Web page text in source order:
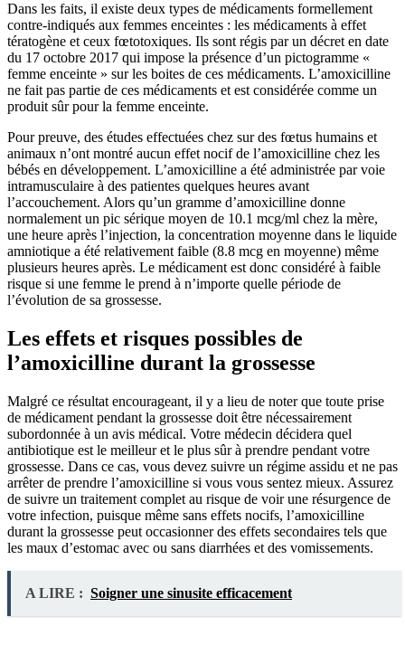
Dans les faits, il existe deux types de médicaments formellement
contre-indiqués aux femmes enceintes : les médicaments à effet
tératogène et ceux fœtotoxiques. Ils sont régis par un décret en date
du 17 octobre 2017 qui impose la présence d’un pictogramme «
femme enceinte » sur les boites de ces médicaments. L’amoxicilline
ne fait pas partie de ces médicaments et est considérée comme un
produit sûr pour la femme enceinte.
Pour preuve, des études effectuées chez sur des fœtus humains et
animaux n’ont montré aucun effet nocif de l’amoxicilline chez les
bébés en développement. L’amoxicilline a été administrée par voie
intramusculaire à des patientes quelques heures avant
l’accouchement. Alors qu’un gramme d’amoxicilline donne
normalement un pic sérique moyen de 10.1 mcg/ml chez la mère,
une heure après l’injection, la concentration moyenne dans le liquide
amniotique a été relativement faible (8.8 mcg en moyenne) même
plusieurs heures après. Le médicament est donc considéré à faible
risque si une femme le prend à n’importe quelle période de
l’évolution de sa grossesse.
Les effets et risques possibles de
l’amoxicilline durant la grossesse
Malgré ce résultat encourageant, il y a lieu de noter que toute prise
de médicament pendant la grossesse doit être nécessairement
subordonnée à un avis médical. Votre médecin décidera quel
antibiotique est le meilleur et le plus sûr à prendre pendant votre
grossesse. Dans ce cas, vous devez suivre un régime assidu et ne pas
arrêter de prendre l’amoxicilline si vous vous sentez mieux. Assurez
de suivre un traitement complet au risque de voir une résurgence de
votre infection, puisque même sans effets nocifs, l’amoxicilline
durant la grossesse peut occasionner des effets secondaires tels que
les maux d’estomac avec ou sans diarrhées et des vomissements.
A LIRE : Soigner une sinusite efficacement